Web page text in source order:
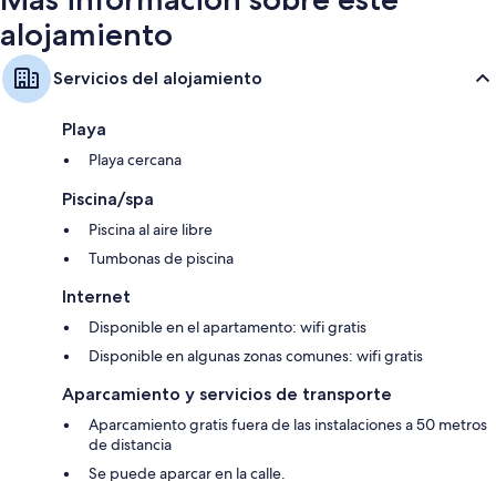
alojamiento
Servicios del alojamiento
Playa
Playa cercana
Piscina/spa
Piscina al aire libre
Tumbonas de piscina
Internet
Disponible en el apartamento: wifi gratis
Disponible en algunas zonas comunes: wifi gratis
Aparcamiento y servicios de transporte
Aparcamiento gratis fuera de las instalaciones a 50 metros
de distancia
Se puede aparcar en la calle.